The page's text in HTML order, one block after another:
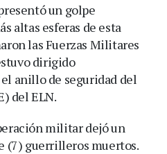
un golpe
altas esferas de esta
las Fuerzas Militares
dirigido
anillo de seguridad del
del ELN.
militar dejó un
(7) guerrilleros muertos.